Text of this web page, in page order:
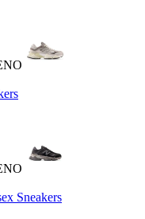
Sneakers